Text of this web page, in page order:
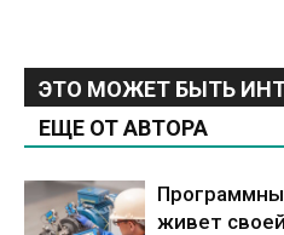
ЭТО МОЖЕТ БЫТЬ
ЕЩЕ ОТ АВТОРА
живет